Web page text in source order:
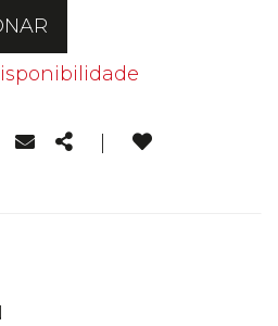
EmailShare